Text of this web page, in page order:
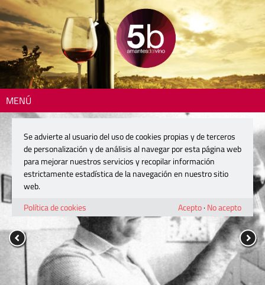
MENÚ
Se advierte al usuario del uso de cookies propias y de terceros
de personalización y de análisis al navegar por esta página web
para mejorar nuestros servicios y recopilar información
estrictamente estadística de la navegación en nuestro sitio
web.
Política de cookies
Acepto· No acepto